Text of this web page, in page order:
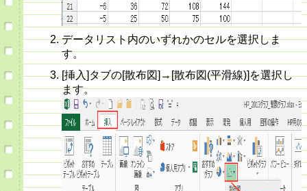
データリスト内のいずれかのセルを選択しま
す。
[挿入]タブの[散布図]→[散布図(平滑線)]を選択し
ます。